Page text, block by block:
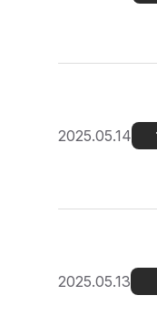
2025.05.14
2025.05.13